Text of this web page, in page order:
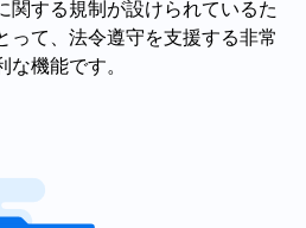
関する規制が設けられているた
って、法令遵守を支援する非常
な機能です。